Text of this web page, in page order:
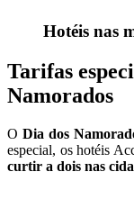
Hotéis nas
Tarifas
Namorados
O Dia dos
especial, os hotéis
curtir a dois nas